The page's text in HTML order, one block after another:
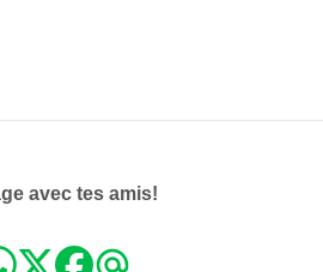
avec tes amis!